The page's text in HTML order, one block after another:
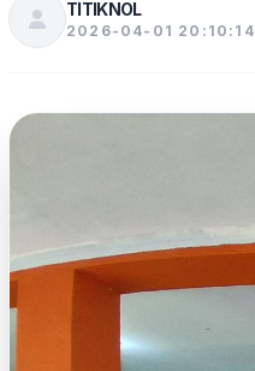
TITIKNOL
2026-04-01 20:10:14